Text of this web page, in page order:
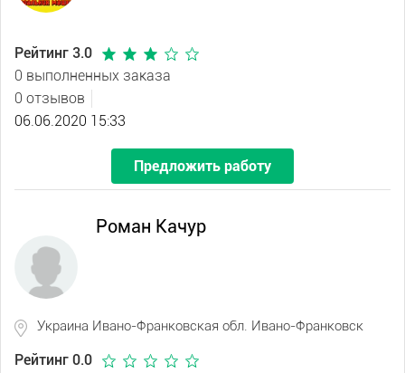
Рейтинг 3.0
0 выполненных заказа
0 отзывов
06.06.2020 15:33
Предложить работу
Роман Качур
Украина Ивано-Франковская обл. Ивано-Франковск
Рейтинг 0.0